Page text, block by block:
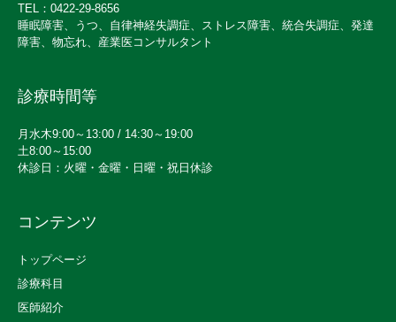
TEL：0422-29-8656
睡眠障害、うつ、自律神経失調症、ストレス障害、統合失調症、発達
障害、物忘れ、産業医コンサルタント
診療時間等
月水木9:00～13:00 / 14:30～19:00
土8:00～15:00
休診日：火曜・金曜・日曜・祝日休診
コンテンツ
トップページ
診療科目
医師紹介